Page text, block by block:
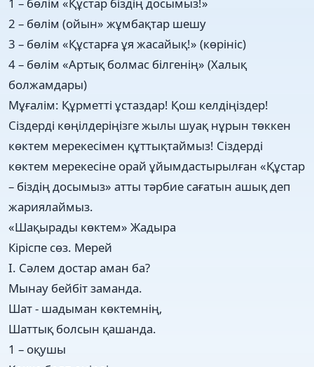
2 – бөлім (ойын» жұмбақтар шешу
3 – бөлім «Құстарға ұя жасайық!» (көрініс)
4 – бөлім «Артық болмас білгенің» (Халық
болжамдары)
Мұғалім: Құрметті ұстаздар! Қош келдіңіздер!
Сіздерді көңілдеріңізге жылы шуақ нұрын төккен
көктем мерекесімен құттықтаймыз! Сіздерді
көктем мерекесіне орай ұйымдастырылған «Құстар
– біздің досымыз» атты тәрбие сағатын ашық деп
жариялаймыз.
«Шақырады көктем» Жадыра
Кіріспе сөз. Мерей
І. Сәлем достар аман ба?
Мынау бейбіт заманда.
Шат - шадыман көктемнің,
Шаттық болсын қашанда.
1 – оқушы